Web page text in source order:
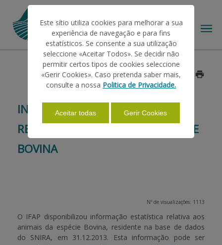
AJUDAS/APOIOS
INFORMAÇÕES
APOIO AO BENEFICIÁRIO
INFORMAÇÃO ESTATÍSTICA
RELATIVA AOS ANIMAIS DA ESPÉCIE
BOVINA
Data: 2014/05/23
Nº de visualizações: 1113
O IFAP disponibilizou informação estatística relativa aos
animais da espécie Bovina, residente na base de dados
do SNIRA, em 31.12.2013. Esta informação pode ser
Este sítio utiliza cookies para melhorar a sua
experiência de navegação e para fins
estatísticos. Se consente a sua utilização
seleccione «Aceitar Todos». Se decidir não
permitir certos tipos de cookies seleccione
«Gerir Cookies». Caso pretenda saber mais,
consulte a nossa Politica de Privacidade.
Aceitar todas Gerir Cookies